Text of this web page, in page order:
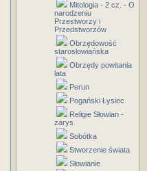
Mitologia - 2 cz. - O
narodzeniu
Przestworzy i
Przedstworzów
Obrzędowość
starosłowiańska
Obrzędy powitania
lata
Perun
Pogański Łysiec
Religie Słowian -
zarys
Sobótka
Stworzenie świata
Słowianie